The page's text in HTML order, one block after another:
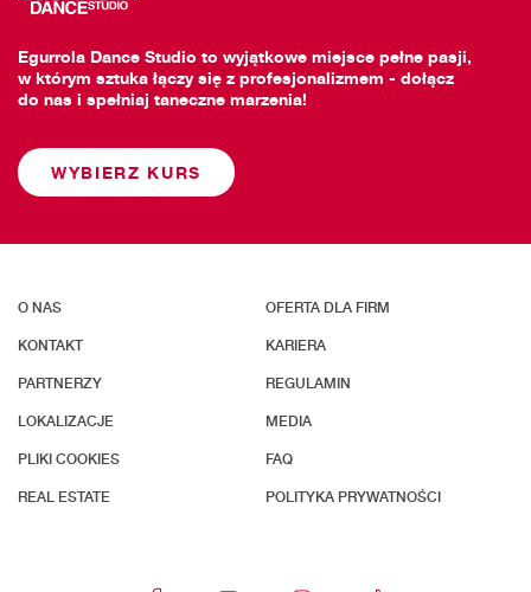
Egurrola Dance Studio to wyjątkowe miejsce pełne pasji,
w którym sztuka łączy się z profesjonalizmem - dołącz
do nas i spełniaj taneczne marzenia!
WYBIERZ KURS
O NAS OFERTA DLA FIRM
KONTAKT KARIERA
PARTNERZY REGULAMIN
LOKALIZACJE MEDIA
PLIKI COOKIES FAQ
REAL ESTATE POLITYKA PRYWATNOŚCI